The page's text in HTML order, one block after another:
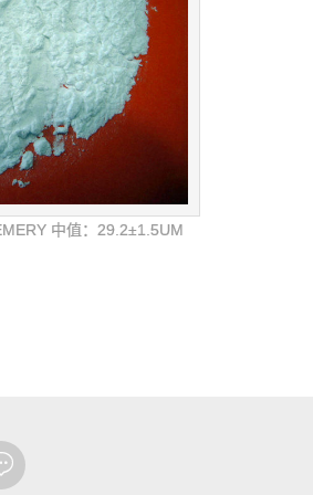
中值：29.2±1.5UM